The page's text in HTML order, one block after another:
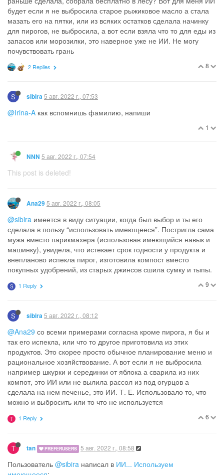
будет если я не выбросила старое рыжиковое масло а стала
мазать его на пятки, или из всяких остатков сделала начинку
для пирогов, не выбросила, а вот если взяла что то для еды из
запасов или морозилки, это наверное уже не ИИ. Не могу
почувствовать грань
8
2 Replies
S sibira 5 авг. 2022 г., 07:53
@Irina-A как вспомнишь фамилию, напиши
1
NNN 5 авг. 2022 г., 07:54
This post is deleted!
Ana29 5 авг. 2022 г., 08:05
@sibira имеется в виду ситуации, когда был выбор и ты его
сделала в пользу “использовать имеющееся”. Постригла сама
мужа вместо парикмахера (использовав имеющийся навык и
машинку), увидела, что истекает срок годности у продукта и
внепланово испекла пирог, изготовила компост вместо
покупных удобрений, из старых джинсов сшила сумку и тыпы.
9
S 1 Reply
S sibira 5 авг. 2022 г., 08:12
@Ana29 со всеми примерами согласна кроме пирога, я бы и
так его испекла, или что то другое приготовила из этих
продуктов. Это скорее просто обычное планирование меню и
рациональное хозяйствование. А вот если я не выбросила
например шкурки и серединки от яблока а сварила из них
компот, это ИИ или не вылила рассол из под огурцов а
сделала на нем печенье, это ИИ. Т. Е. Использовало то, что
можно и выбросить или то что не используется
6
T 1 Reply
T tan PREFERUSERS 5 авг. 2022 г., 08:58
Пользователь @sibira написал в ИИ... Используем